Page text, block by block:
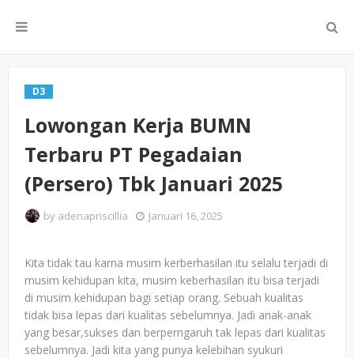
D3
Lowongan Kerja BUMN
Terbaru PT Pegadaian
(Persero) Tbk Januari 2025
by adenapriscillia Januari 16, 2025
Kita tidak tau karna musim kerberhasilan itu selalu terjadi di
musim kehidupan kita, musim keberhasilan itu bisa terjadi
di musim kehidupan bagi setiap orang. Sebuah kualitas
tidak bisa lepas dari kualitas sebelumnya. Jadi anak-anak
yang besar,sukses dan berperngaruh tak lepas dari kualitas
sebelumnya. Jadi kita yang punya kelebihan syukuri